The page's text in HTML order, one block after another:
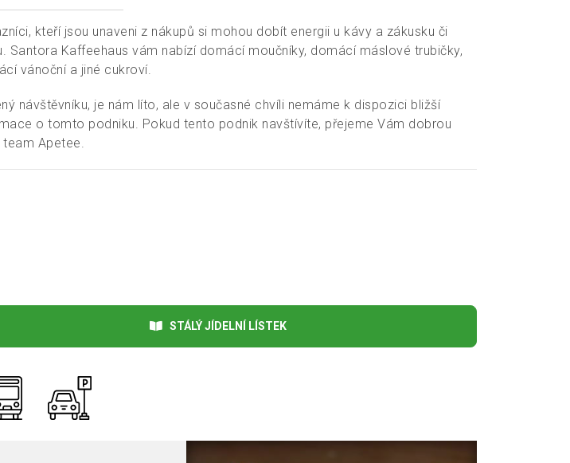
kteří jsou unaveni z nákupů si mohou dobít energii u kávy a zákusku či
Santora Kaffeehaus vám nabízí domácí moučníky, domácí máslové trubičky,
vánoční a jiné cukroví.
návštěvníku, je nám líto, ale v současné chvíli nemáme k dispozici bližší
o tomto podniku. Pokud tento podnik navštívíte, přejeme Vám dobrou
team Apetee.
STÁLÝ JÍDELNÍ LÍSTEK